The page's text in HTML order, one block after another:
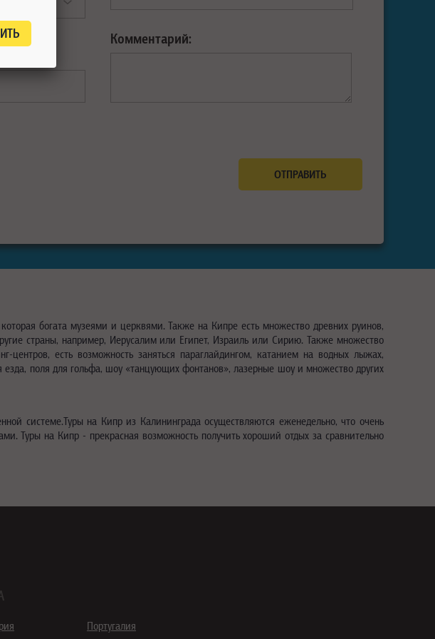
Комментарий:
богата музеями и церквями. Также на Кипре есть множество древних руинов,
страны, например, Иерусалим или Египет, Израиль или Сирию. Также множество
есть возможность заняться параглайдингом, катанием на водных лыжах,
поля для гольфа, шоу «танцующих фонтанов», лазерные шоу и множество других
системе.Туры на Кипр из Калининграда осуществляются еженедельно, что очень
Туры на Кипр - прекрасная возможность получить хороший отдых за сравнительно
Португалия